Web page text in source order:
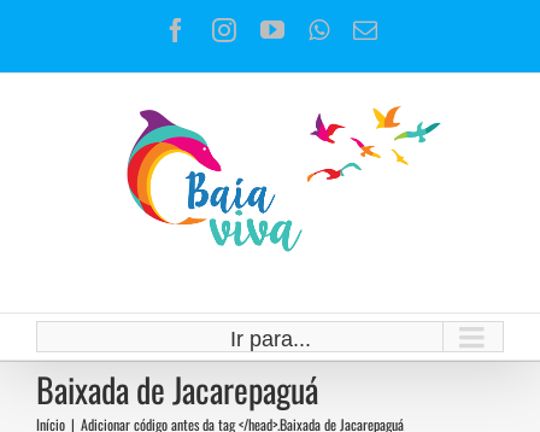
o
Facebook
Instagram
YouTubeWhatsApp
E-
Ir para...
Baixada de Jacarepaguá
Início | Adicionar código antes da tag </head>.Baixada de Jacarepaguá
Turfeiras: campos não edificáveis
Notícias